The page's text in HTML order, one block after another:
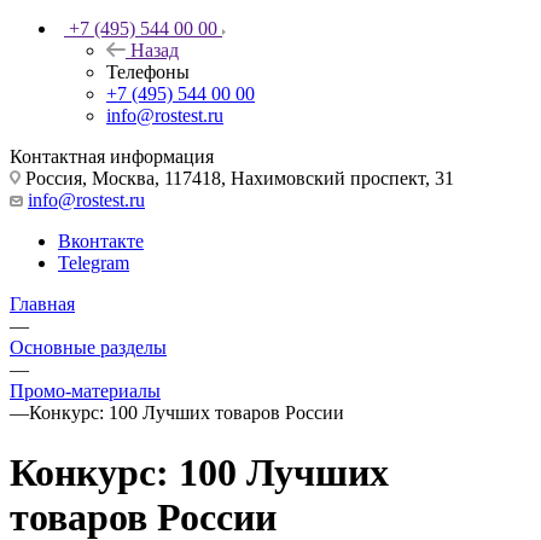
+7 (495) 544 00 00
Назад
Телефоны
+7 (495) 544 00 00
info@rostest.ru
Контактная информация
Россия, Москва, 117418, Нахимовский проспект, 31
info@rostest.ru
Вконтакте
Telegram
Главная
—
Основные разделы
—
Промо-материалы
—Конкурс: 100 Лучших товаров России
Конкурс: 100 Лучших
товаров России